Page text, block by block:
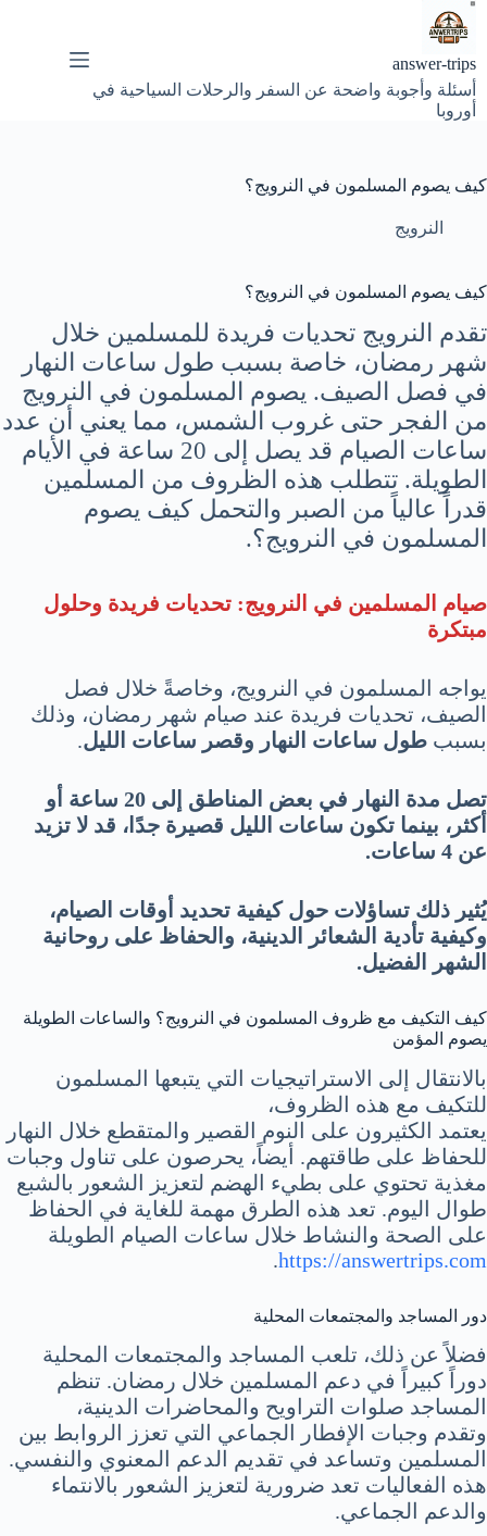
التجاوز
إلى
answer-trips
أسئلة وأجوبة واضحة عن السفر والرحلات السياحية في
أوروبا
كيف يصوم المسلمون في النرويج؟
النرويج
كيف يصوم المسلمون في النرويج؟
تقدم النرويج تحديات فريدة للمسلمين خلال
شهر رمضان، خاصة بسبب طول ساعات النهار
في فصل الصيف. يصوم المسلمون في النرويج
من الفجر حتى غروب الشمس، مما يعني أن عدد
ساعات الصيام قد يصل إلى 20 ساعة في الأيام
الطويلة. تتطلب هذه الظروف من المسلمين
قدراً عالياً من الصبر والتحمل كيف يصوم
المسلمون في النرويج؟.
صيام المسلمين في النرويج: تحديات فريدة وحلول
مبتكرة
يواجه المسلمون في النرويج، وخاصةً خلال فصل
الصيف، تحديات فريدة عند صيام شهر رمضان، وذلك
بسبب طول ساعات النهار وقصر ساعات الليل.
تصل مدة النهار في بعض المناطق إلى 20 ساعة أو
أكثر، بينما تكون ساعات الليل قصيرة جدًا، قد لا تزيد
عن 4 ساعات.
يُثير ذلك تساؤلات حول كيفية تحديد أوقات الصيام،
وكيفية تأدية الشعائر الدينية، والحفاظ على روحانية
الشهر الفضيل.
كيف التكيف مع ظروف المسلمون في النرويج؟ والساعات الطويلة
يصوم المؤمن
بالانتقال إلى الاستراتيجيات التي يتبعها المسلمون
للتكيف مع هذه الظروف،
يعتمد الكثيرون على النوم القصير والمتقطع خلال النهار
للحفاظ على طاقتهم. أيضاً، يحرصون على تناول وجبات
مغذية تحتوي على بطيء الهضم لتعزيز الشعور بالشبع
طوال اليوم. تعد هذه الطرق مهمة للغاية في الحفاظ
على الصحة والنشاط خلال ساعات الصيام الطويلة
https://answertrips.com
.
دور المساجد والمجتمعات المحلية
فضلاً عن ذلك، تلعب المساجد والمجتمعات المحلية
دوراً كبيراً في دعم المسلمين خلال رمضان. تنظم
المساجد صلوات التراويح والمحاضرات الدينية،
وتقدم وجبات الإفطار الجماعي التي تعزز الروابط بين
المسلمين وتساعد في تقديم الدعم المعنوي والنفسي.
هذه الفعاليات تعد ضرورية لتعزيز الشعور بالانتماء
والدعم الجماعي.